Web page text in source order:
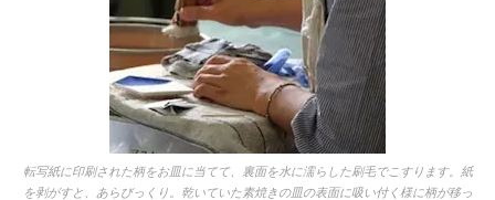
転写紙に印刷された柄をお皿に当てて、裏面を水に濡らした刷毛でこすります。紙
を剥がすと、あらびっくり。乾いていた素焼きの皿の表面に吸い付く様に柄が移っ